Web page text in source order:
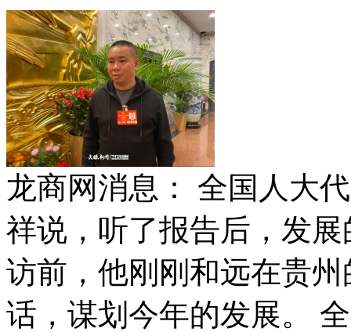
龙商网消息： 全国人大
祥说，听了报告后，发
访前，他刚刚和远在贵
话，谋划今年的发展。